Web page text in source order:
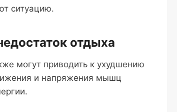
ситуацию.
отдыха
могут приводить к ухудшению
и напряжения мышц